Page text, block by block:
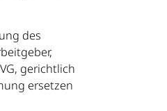
des
gerichtlich
ersetzen